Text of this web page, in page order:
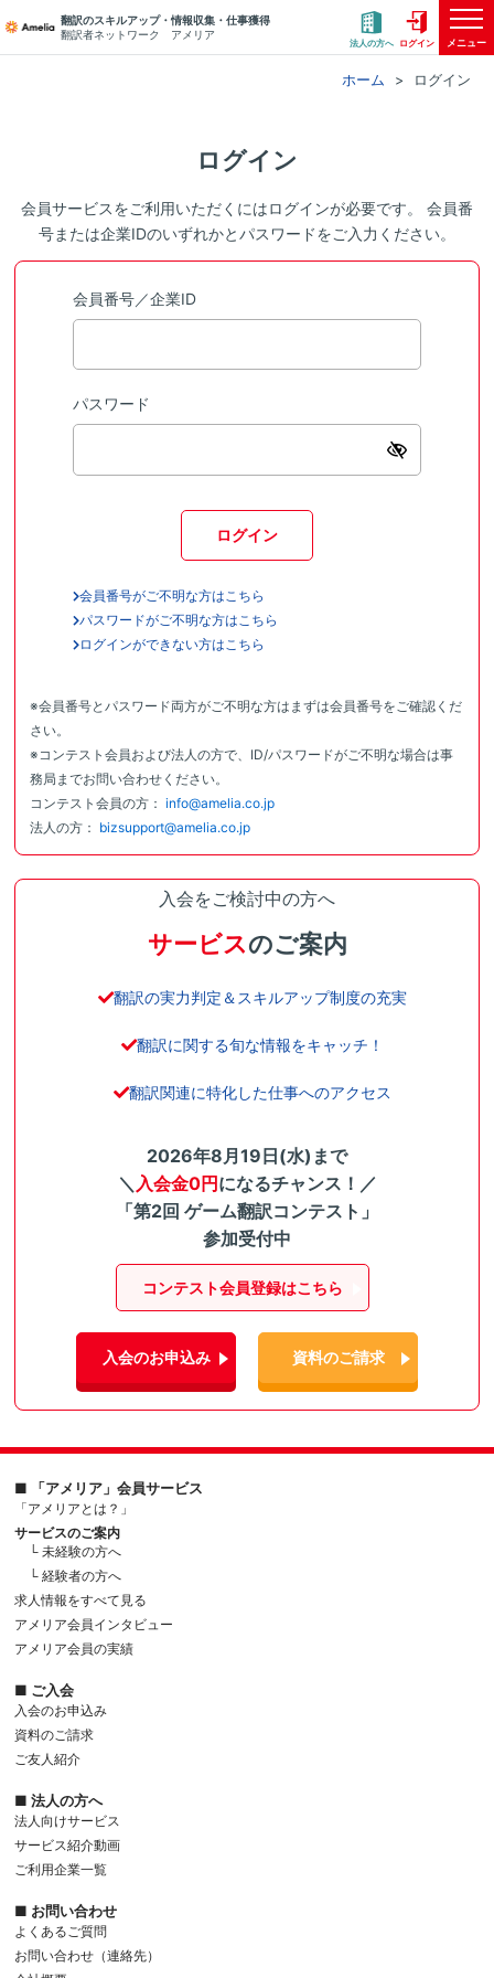
翻訳のスキルアップ・情報収集・仕事獲得
翻訳者ネットワーク アメリア
法人の方へ ログイン メニュー
ホーム ログイン
ログイン
会員サービスをご利用いただくにはログインが必要です。 会員番
号または企業IDのいずれかとパスワードをご入力ください。
会員番号／企業ID
パスワード
ログイン
会員番号がご不明な方はこちら
パスワードがご不明な方はこちら
ログインができない方はこちら
※会員番号とパスワード両方がご不明な方はまずは会員番号をご確認くだ
さい。
※コンテスト会員および法人の方で、ID/パスワードがご不明な場合は事
務局までお問い合わせください。
コンテスト会員の方： info@amelia.co.jp
法人の方： bizsupport@amelia.co.jp
入会をご検討中の方へ
サービスのご案内
翻訳の実力判定＆スキルアップ制度の充実
翻訳に関する旬な情報をキャッチ！
翻訳関連に特化した仕事へのアクセス
2026年8月19日(水)まで
＼ 入会金0円になるチャンス！／
「第2回 ゲーム翻訳コンテスト」
参加受付中
コンテスト会員登録はこちら
入会のお申込み 資料のご請求
■ 「アメリア」会員サービス
「アメリアとは？」
サービスのご案内
└ 未経験の方へ
└ 経験者の方へ
求人情報をすべて見る
アメリア会員インタビュー
アメリア会員の実績
■ ご入会
入会のお申込み
資料のご請求
ご友人紹介
■ 法人の方へ
法人向けサービス
サービス紹介動画
ご利用企業一覧
■ お問い合わせ
よくあるご質問
お問い合わせ（連絡先）